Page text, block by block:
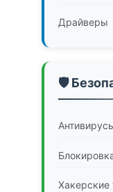
Драйверы
🛡️
Хакерские